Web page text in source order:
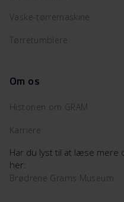
Vaske-tørremaskine
Tørretumblere
Om os
Historien om GRAM
Karriere
Har du lyst til at læse mere
her:
Brødrene Grams Museum